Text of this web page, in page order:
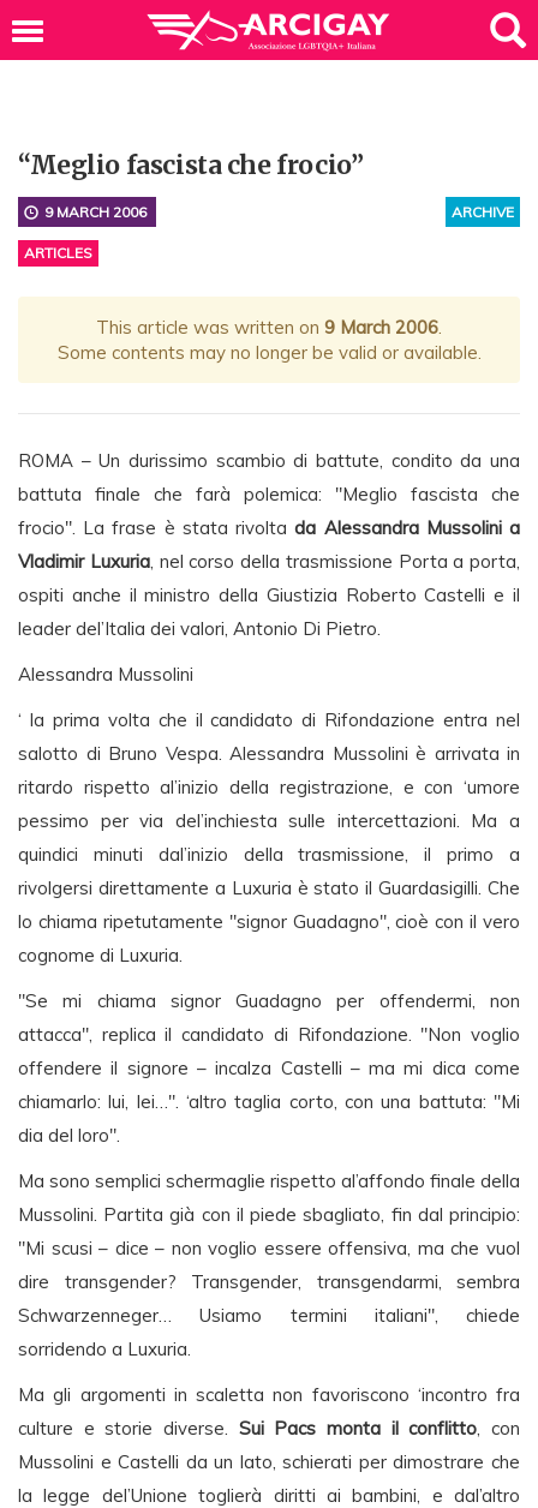
“Meglio fascista che frocio”
ARCHIVE
9 MARCH 2006
ARTICLES
This article was written on 9 March 2006.
Some contents may no longer be valid or available.
ROMA – Un durissimo scambio di battute, condito da una
battuta finale che farà polemica: "Meglio fascista che
frocio". La frase è stata rivoltada Alessandra Mussolini a
Vladimir Luxuria, nel corso della trasmissione Porta a porta,
ospiti anche il ministro della Giustizia Roberto Castelli e il
leader del’Italia dei valori, Antonio Di Pietro.
Alessandra Mussolini
‘ la prima volta che il candidato di Rifondazione entra nel
salotto di Bruno Vespa. Alessandra Mussolini è arrivata in
ritardo rispetto al’inizio della registrazione, e con ‘umore
pessimo per via del’inchiesta sulle intercettazioni. Ma a
quindici minuti dal’inizio della trasmissione, il primo a
rivolgersi direttamente a Luxuria è stato il Guardasigilli. Che
lo chiama ripetutamente "signor Guadagno", cioè con il vero
cognome di Luxuria.
"Se mi chiama signor Guadagno per offendermi, non
attacca", replica il candidato di Rifondazione. "Non voglio
offendere il signore – incalza Castelli – ma mi dica come
chiamarlo: lui, lei…". ‘altro taglia corto, con una battuta: "Mi
dia del loro".
Ma sono semplici schermaglie rispetto al’affondo finale della
Mussolini. Partita già con il piede sbagliato, fin dal principio:
"Mi scusi – dice – non voglio essere offensiva, ma che vuol
dire transgender? Transgender, transgendarmi, sembra
Schwarzenneger… Usiamo termini italiani", chiede
sorridendo a Luxuria.
Ma gli argomenti in scaletta non favoriscono ‘incontro fra
culture e storie diverse. Sui Pacs monta il conflitto, con
Mussolini e Castelli da un lato, schierati per dimostrare che
la legge del’Unione toglierà diritti ai bambini, e dal’altro